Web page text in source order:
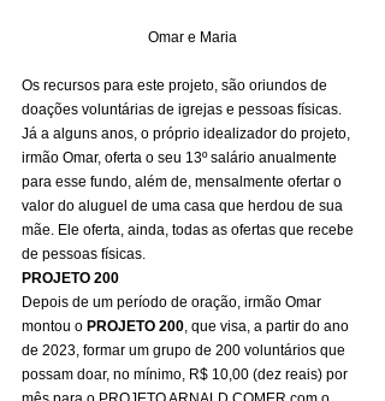
Omar e Maria
Os recursos para este projeto, são oriundos de
doações voluntárias de igrejas e pessoas físicas.
Já a alguns anos, o próprio idealizador do projeto,
irmão Omar, oferta o seu 13º salário anualmente
para esse fundo, além de, mensalmente ofertar o
valor do aluguel de uma casa que herdou de sua
mãe. Ele oferta, ainda, todas as ofertas que recebe
de pessoas físicas.
PROJETO 200
Depois de um período de oração, irmão Omar
montou o PROJETO 200, que visa, a partir do ano
de 2023, formar um grupo de 200 voluntários que
possam doar, no mínimo, R$ 10,00 (dez reais) por